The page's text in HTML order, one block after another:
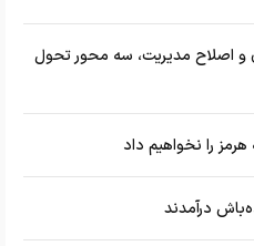
و اصلاح مدیریت، سه محور تحول
را نخواهیم داد
درآمدند